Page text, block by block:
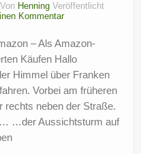
Von Henning Veröffentlicht
Kommentar
– Als Amazon-
Käufen Hallo
Himmel über Franken
Vorbei am früheren
neben der Straße.
…der Aussichtsturm auf